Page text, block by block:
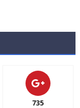
735